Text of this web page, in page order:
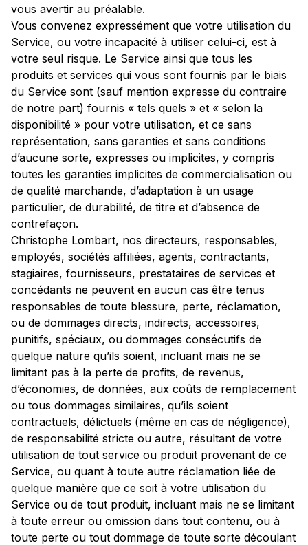
vous avertir au préalable.
Vous convenez expressément que votre utilisation du
Service, ou votre incapacité à utiliser celui-ci, est à
votre seul risque. Le Service ainsi que tous les
produits et services qui vous sont fournis par le biais
du Service sont (sauf mention expresse du contraire
de notre part) fournis « tels quels » et « selon la
disponibilité » pour votre utilisation, et ce sans
représentation, sans garanties et sans conditions
d’aucune sorte, expresses ou implicites, y compris
toutes les garanties implicites de commercialisation ou
de qualité marchande, d’adaptation à un usage
particulier, de durabilité, de titre et d’absence de
contrefaçon.
Christophe Lombart, nos directeurs, responsables,
employés, sociétés affiliées, agents, contractants,
stagiaires, fournisseurs, prestataires de services et
concédants ne peuvent en aucun cas être tenus
responsables de toute blessure, perte, réclamation,
ou de dommages directs, indirects, accessoires,
punitifs, spéciaux, ou dommages consécutifs de
quelque nature qu’ils soient, incluant mais ne se
limitant pas à la perte de profits, de revenus,
d’économies, de données, aux coûts de remplacement
ou tous dommages similaires, qu’ils soient
contractuels, délictuels (même en cas de négligence),
de responsabilité stricte ou autre, résultant de votre
utilisation de tout service ou produit provenant de ce
Service, ou quant à toute autre réclamation liée de
quelque manière que ce soit à votre utilisation du
Service ou de tout produit, incluant mais ne se limitant
à toute erreur ou omission dans tout contenu, ou à
toute perte ou tout dommage de toute sorte découlant